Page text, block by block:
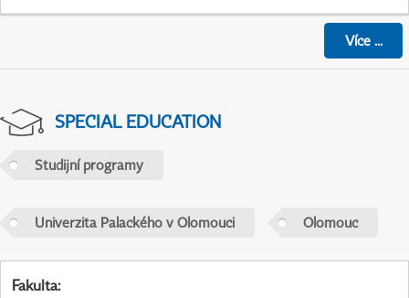
Více...
SPECIAL EDUCATION
Studijní programy
Univerzita Palackého v Olomouci Olomouc
Fakulta: